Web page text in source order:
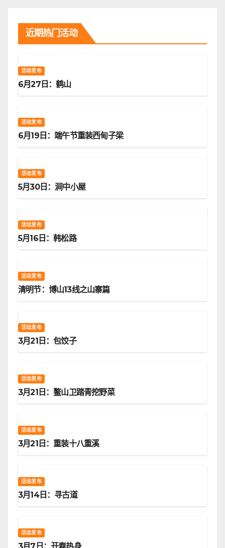
近期热门活动
活动发布
6月27日：鹤山
活动发布
6月19日：端午节重装西甸子梁
活动发布
5月30日：涧中小屋
活动发布
5月16日：韩松路
活动发布
清明节：博山13线之山寨篇
活动发布
3月21日：包饺子
活动发布
3月21日：鳌山卫踏青挖野菜
活动发布
3月21日：重装十八重溪
活动发布
3月14日：寻古道
活动发布